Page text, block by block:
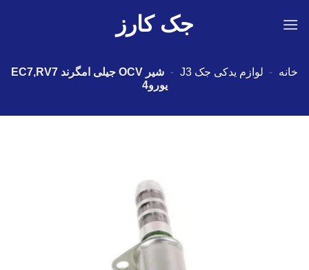
جک کارز
خانه - لوازم یدکی جک J3 -
شیر OCV جیلی امگرند EC7,RV7
یورو4